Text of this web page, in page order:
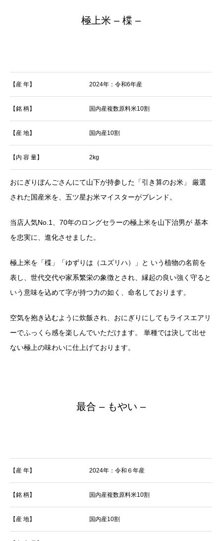
極上米 – 楪 –
【産 年】 2024年：令和6年産
【銘 柄】 国内産複数原料米10割
【産 地】 国内産10割
【内 容 量】 2kg
おにぎりぼんごさんにて山下が持参した「引き算のお米」 厳選
された国産米を、五ツ星お米マイスターがブレンド。
当店人気No.1、70年のロングセラーの極上米を山下治男が 基本
を忠実に、進化させました。
極上米を「楪」「ゆずりは（ユズリハ）」と いう植物の名前を
表し、世代交代や家系繁栄の象徴とされ、縁起の良い強く守ると
いう意味を込めて字が持つ力の如く、命名しております。
空気を抱き込むように炊飯され、おにぎりにしてもライスエアリ
ーでふっくら感を楽しんでいただけます。 単種では決して出せ
ない極上の味わいに仕上げております。
最合 – もやい –
【産 年】 2024年：令和６年産
【銘 柄】 国内産複数原料米10割
【産 地】 国内産10割